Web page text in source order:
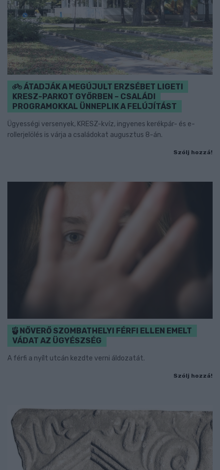
ÁTADJÁK A MEGÚJULT ERZSÉBET LIGETI
KRESZ-PARKOT GYŐRBEN – CSALÁDI
PROGRAMOKKAL ÜNNEPLIK A FELÚJÍTÁST
Ügyességi versenyek, KRESZ-kvíz, ingyenes kerékpár- és e-
rollerjelölés is várja a családokat augusztus 8-án.
Szólj hozzá!
NŐVERŐ SZOMBATHELYI FÉRFI ELLEN EMELT
VÁDAT AZ ÜGYÉSZSÉG
A férfi a nyílt utcán kezdte verni áldozatát.
Szólj hozzá!